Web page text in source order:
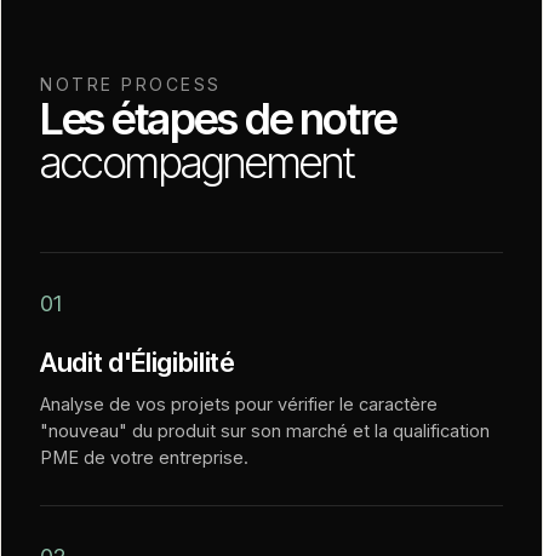
NOTRE PROCESS
Les étapes de notre
accompagnement
01
Audit d'Éligibilité
Analyse de vos projets pour vérifier le caractère
"nouveau" du produit sur son marché et la qualification
PME de votre entreprise.